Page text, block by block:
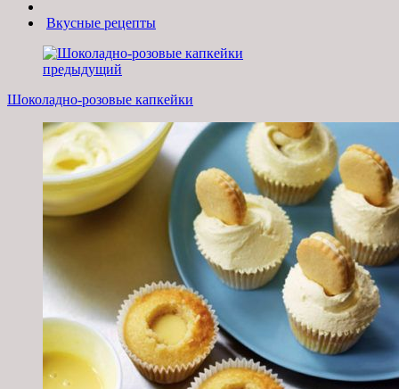
Вкусные рецепты
предыдущий
Шоколадно-розовые капкейки